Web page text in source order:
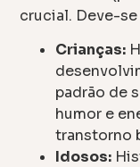
crucial. Deve-
Crianças:
padrão de
humor e
transtorno
Idosos: